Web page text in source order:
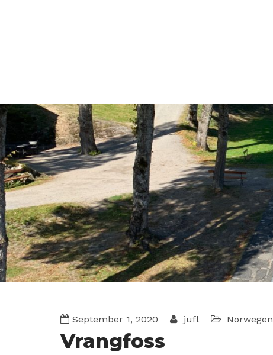
September 1, 2020 jufl Norwegen
Vrangfoss